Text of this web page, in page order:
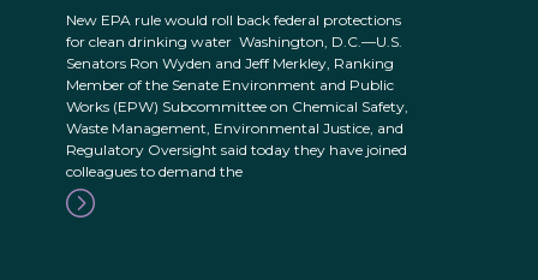
New EPA rule would roll back federal protections
for clean drinking water Washington, D.C.—U.S.
Senators Ron Wyden and Jeff Merkley, Ranking
Member of the Senate Environment and Public
Works (EPW) Subcommittee on Chemical Safety,
Waste Management, Environmental Justice, and
Regulatory Oversight said today they have joined
colleagues to demand the